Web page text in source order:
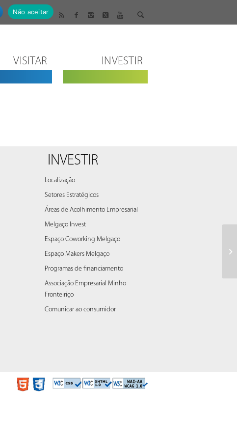
VISITAR INVESTIR
INVESTIR
Localização
Setores Estratégicos
Áreas de Acolhimento Empresarial
Melgaço Invest
Espaço Coworking Melgaço
Espaço Makers Melgaço
Programas de financiamento
Associação Empresarial Minho
Fronteiriço
Comunicar ao consumidor
Não aceitar